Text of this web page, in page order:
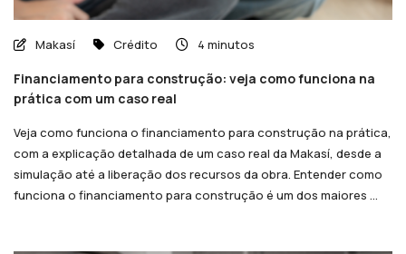
Makasí Crédito 4 minutos
Financiamento para construção: veja como funciona na
prática com um caso real
Veja como funciona o financiamento para construção na prática,
com a explicação detalhada de um caso real da Makasí, desde a
simulação até a liberação dos recursos da obra. Entender como
funciona o financiamento para construção é um dos maiores ...